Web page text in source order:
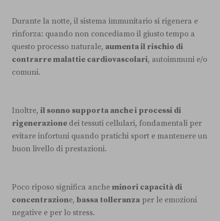
Durante la notte, il sistema immunitario si rigenera e
rinforza: quando non concediamo il giusto tempo a
questo processo naturale, aumenta il rischio di
contrarre malattie cardiovascolari, autoimmuni e/o
comuni.
Inoltre, il sonno supporta anche i processi di
rigenerazione dei tessuti cellulari, fondamentali per
evitare infortuni quando pratichi sport e mantenere un
buon livello di prestazioni.
Poco riposo significa anche minori capacità di
concentrazione, bassa tolleranza per le emozioni
negative e per lo stress.